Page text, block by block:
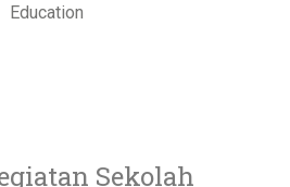
Education
Sekolah